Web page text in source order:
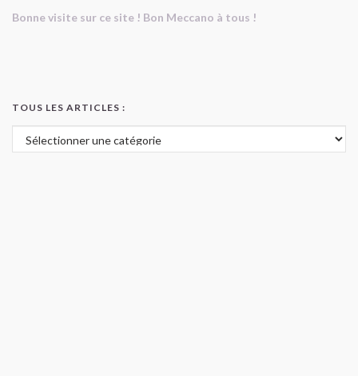
Bonne visite sur ce site ! Bon Meccano à tous !
TOUS LES ARTICLES :
Tous les articles :